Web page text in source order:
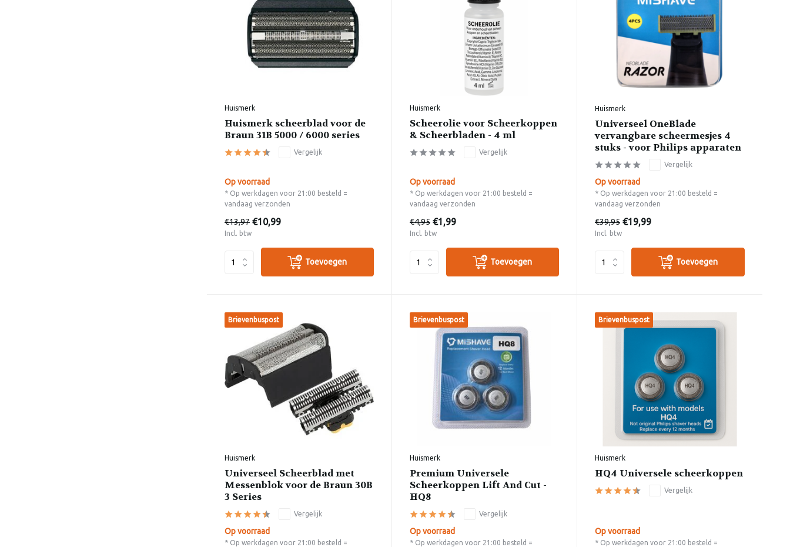
Huismerk
Huismerk scheerblad voor de
Braun 31B 5000 / 6000 series
Vergelijk
Op voorraad
* Op werkdagen voor 21:00 besteld =
vandaag verzonden
€13,97 €10,99
Incl. btw
Toevoegen
Huismerk
Scheerolie voor Scheerkoppen
& Scheerbladen - 4 ml
Vergelijk
Op voorraad
* Op werkdagen voor 21:00 besteld =
vandaag verzonden
€4,95 €1,99
Incl. btw
Toevoegen
Huismerk
Universeel OneBlade
vervangbare scheermesjes 4
stuks - voor Philips apparaten
Vergelijk
Op voorraad
* Op werkdagen voor 21:00 besteld =
vandaag verzonden
€39,95 €19,99
Incl. btw
Toevoegen
Brievenbuspost
Huismerk
Universeel Scheerblad met
Messenblok voor de Braun 30B
3 Series
Vergelijk
Op voorraad
* Op werkdagen voor 21:00 besteld =
Brievenbuspost
Huismerk
Premium Universele
Scheerkoppen Lift And Cut -
HQ8
Vergelijk
Op voorraad
* Op werkdagen voor 21:00 besteld =
Brievenbuspost
Huismerk
HQ4 Universele scheerkoppen
Vergelijk
Op voorraad
* Op werkdagen voor 21:00 besteld =